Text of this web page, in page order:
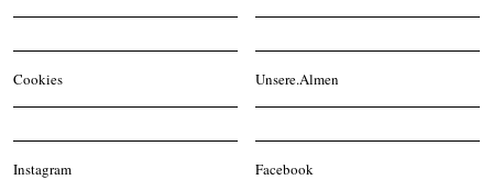
Cookies Unsere.Almen
Instagram Facebook